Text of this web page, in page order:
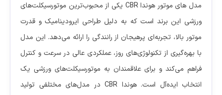
مدل های موتور هوندا CBR یکی از محبوب‌ترین موتورسیکلت‌های
ورزشی این برند است که به دلیل طراحی ایرودینامیک و قدرت
موتور بالا، تجربه‌ای پرهیجان از رانندگی را ارائه می‌دهد. این مدل
با بهره‌گیری از تکنولوژی‌های روز، عملکردی عالی در سرعت و کنترل
فراهم می‌کند و برای علاقمندان به موتورسیکلت‌های ورزشی یک
انتخاب ایده‌آل است. هوندا CBR در مدل‌های مختلفی تولید